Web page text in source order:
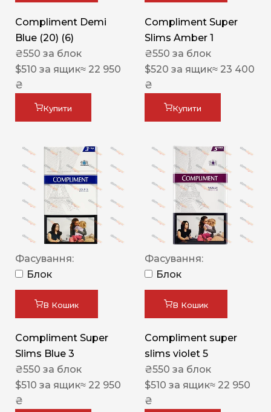
Compliment Demi
Blue (20) (6)
₴550 за блок
$510 за ящик≈ 22 950
₴
Купити
Compliment Super
Slims Amber 1
₴550 за блок
$520 за ящик≈ 23 400
₴
Купити
Фасування:
Блок
В Кошик
Compliment Super
Slims Blue 3
₴550 за блок
$510 за ящик≈ 22 950
₴
Фасування:
Блок
В Кошик
Compliment super
slims violet 5
₴550 за блок
$510 за ящик≈ 22 950
₴